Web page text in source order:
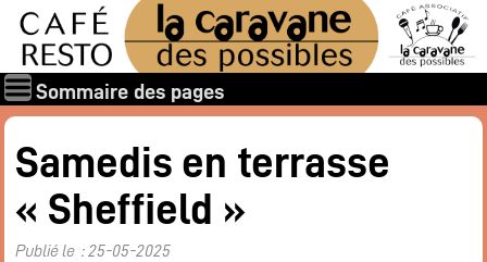
Sommaire des pages
Qui sommes-nous ?
Les associations
Rapports et documents
Les membres
Samedis en terrasse
« Sheffield »
Publié le : 25-05-2025